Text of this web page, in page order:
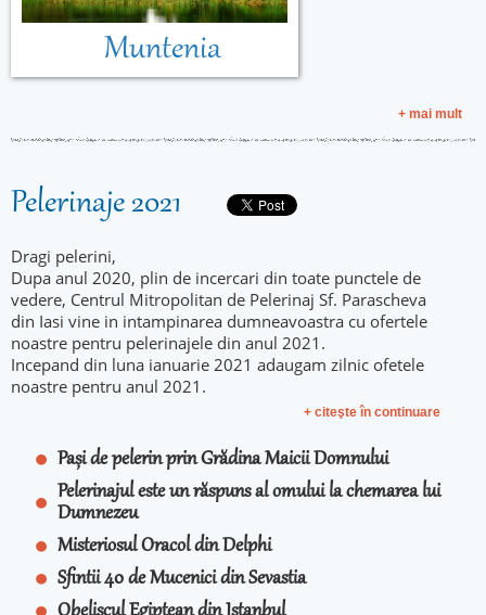
Muntenia
+ mai mult
Pelerinaje 2021
Dragi pelerini,
Dupa anul 2020, plin de incercari din toate punctele de
vedere, Centrul Mitropolitan de Pelerinaj Sf. Parascheva
din Iasi vine in intampinarea dumneavoastra cu ofertele
noastre pentru pelerinajele din anul 2021.
Incepand din luna ianuarie 2021 adaugam zilnic ofetele
noastre pentru anul 2021.
+ citeşte în continuare
Pași de pelerin prin Grădina Maicii Domnului
Pelerinajul este un răspuns al omului la chemarea lui
Dumnezeu
Misteriosul Oracol din Delphi
Sfintii 40 de Mucenici din Sevastia